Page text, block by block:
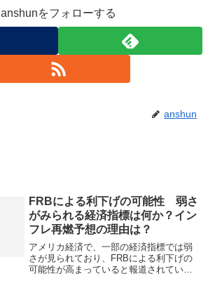
anshunをフォローする
anshun
FRBによる利下げの可能性 弱さ
がみられる経済指標は何か？イン
フレ再燃予想の理由は？
アメリカ経済で、一部の経済指標では弱
さが見られており、FRBによる利下げの
可能性が高まっていると報道されていま